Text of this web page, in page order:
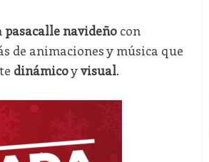
pasacalle navideñocon
de animaciones y música que
dinámicoyvisual.